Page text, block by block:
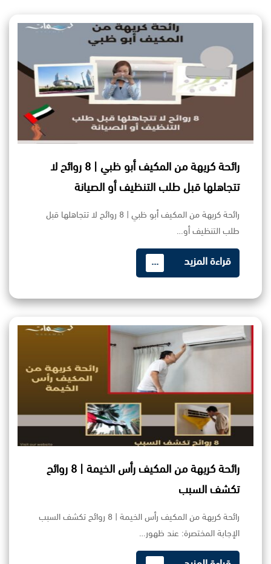
رائحة كريهة من المكيف أبو ظبي | 8 روائح لا
تتجاهلها قبل طلب التنظيف أو الصيانة
رائحة كريهة من المكيف أبو ظبي | 8 روائح لا تتجاهلها قبل
طلب التنظيف أو…
قراءة المزيد ...
رائحة كريهة من المكيف رأس الخيمة | 8 روائح
تكشف السبب
رائحة كريهة من المكيف رأس الخيمة | 8 روائح تكشف السبب
الإجابة المختصرة: عند ظهور…